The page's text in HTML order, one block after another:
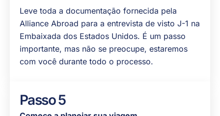
Leve toda a documentação fornecida pela
Alliance Abroad para a entrevista de visto J-1 na
Embaixada dos Estados Unidos. É um passo
importante, mas não se preocupe, estaremos
com você durante todo o processo.
Passo 5